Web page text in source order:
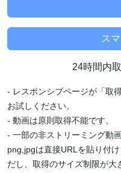
24時間内
- レスポンシブページが「取
お試しください。
- 動画は原則取得不能です。
- 一部の非ストリーミング動
png,jpgは直接URLを貼り付
だし、取得のサイズ制限が大